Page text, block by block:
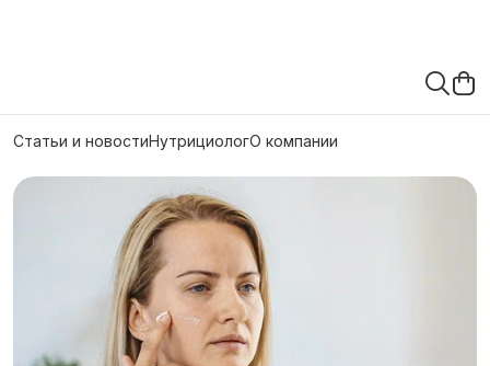
Статьи и новостиНутрициологО компании